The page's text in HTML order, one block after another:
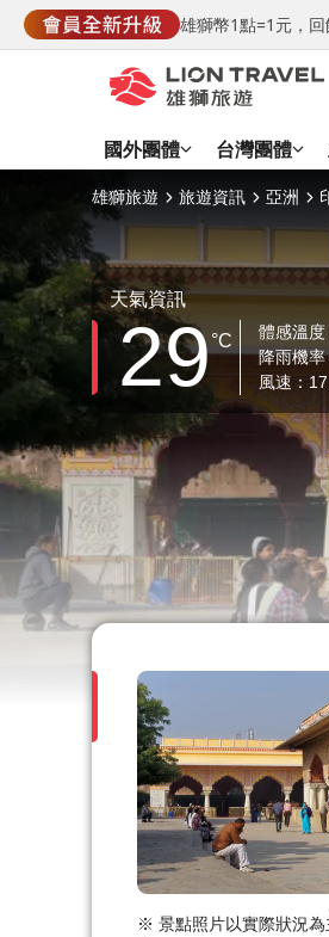
雄獅幣1點=1元，
國外團體 台灣團體
雄獅旅遊 旅遊資訊 亞洲
天氣資訊
29°C
體感溫度
降雨機
風速：
※ 景點照片以實際狀況為